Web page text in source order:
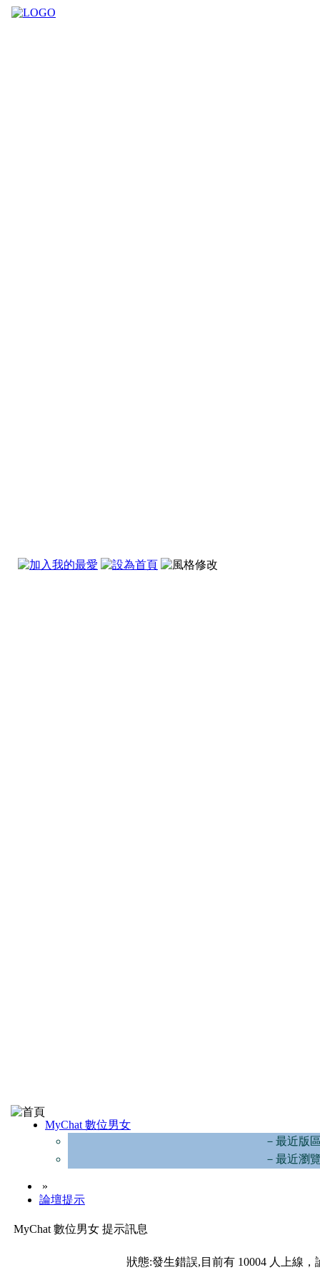
MyChat 數位男女
－最近版
－最近瀏
»
論壇提示
MyChat 數位男女 提示訊息
狀態:發生錯誤,目前有 10004 人上線